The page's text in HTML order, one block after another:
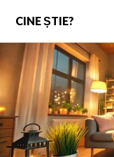
content
CINE ȘTIE?